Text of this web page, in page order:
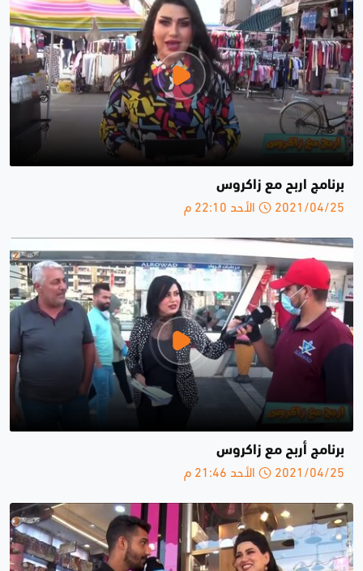
برنامج اربح مع زاكروس
2021/04/25 الأحد 22:10 م
برنامج أربح مع زاكروس
2021/04/25 الأحد 21:46 م